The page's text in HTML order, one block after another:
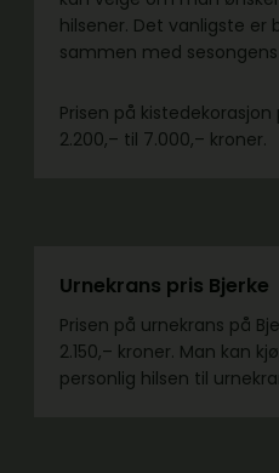
hilsener. Det vanligste
sammen med
Prisen på
2.200,– til 7.000,– kroner.
Urnekrans pris Bjerke
Prisen på urnekrans på
2.150,– kroner. Man kan
personlig hilsen til